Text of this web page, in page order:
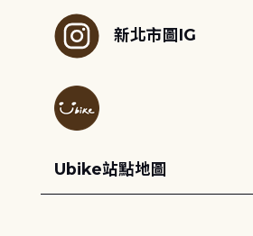
新北市圖IG
Ubike站點地圖